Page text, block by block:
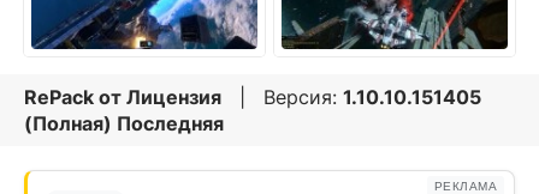
RePack от Лицензия | Версия: 1.10.10.151405
(Полная) Последняя
РЕКЛАМА